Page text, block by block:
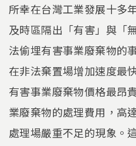
所幸在台灣工業發展十多
及時區隔出「有害」與「
法偷埋有害事業廢棄物的
在非法棄置場增加速度最
有害事業廢棄物價格最昂
業廢棄物的處理費用，高
處理場嚴重不足的現象。